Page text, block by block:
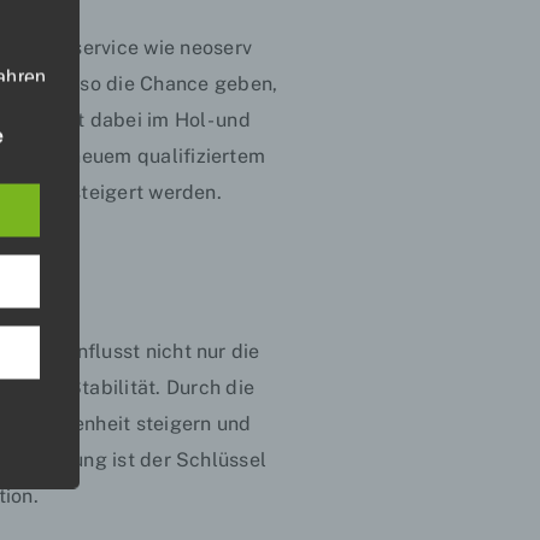
Klinikservice wie neoserv
so die Chance geben,
dabei im Hol- und
nach neuem qualifiziertem
gesteigert werden.
beeinflusst nicht nur die
Stabilität. Durch die
steigern und
ist der Schlüssel